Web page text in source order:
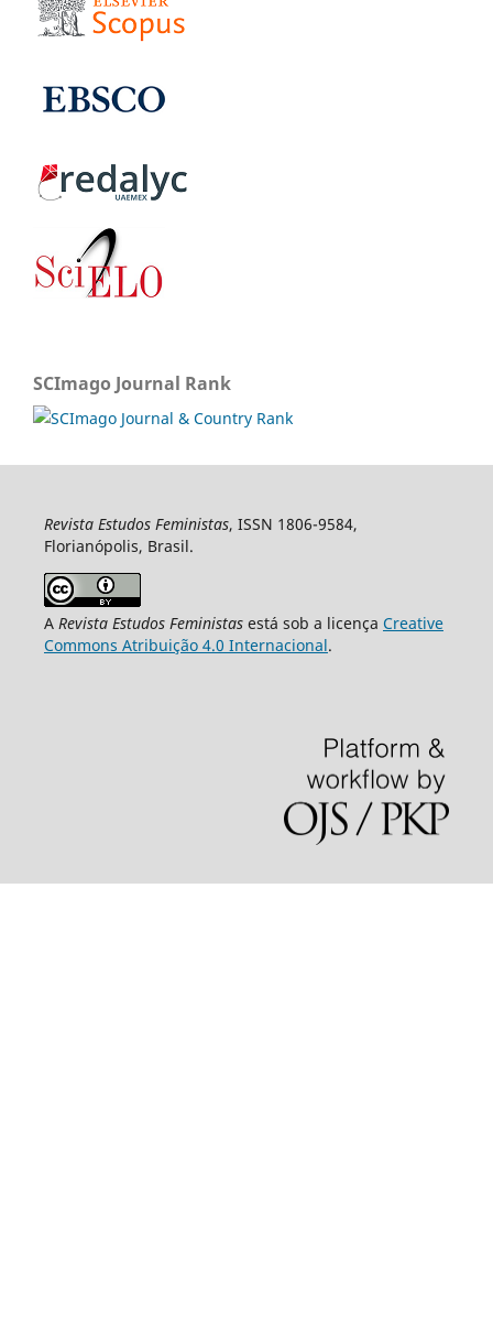
SCImago Journal Rank
Revista Estudos Feministas, ISSN 1806-9584,
Florianópolis, Brasil.
A Revista Estudos Feministasestá sob a licença Creative
Commons Atribuição 4.0 Internacional.